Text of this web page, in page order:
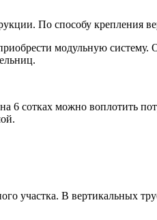
По способу
модульную систему.
6 сотках можно воплотить
участка. В вертикальных